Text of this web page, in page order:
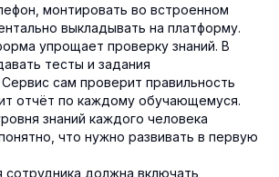
монтировать во встроенном
выкладывать на платформу.
упрощает проверку знаний. В
тесты и задания
сам проверит правильность
отчёт по каждому обучающемуся.
знаний каждого человека
что нужно развивать в первую
сотрудника должна включать